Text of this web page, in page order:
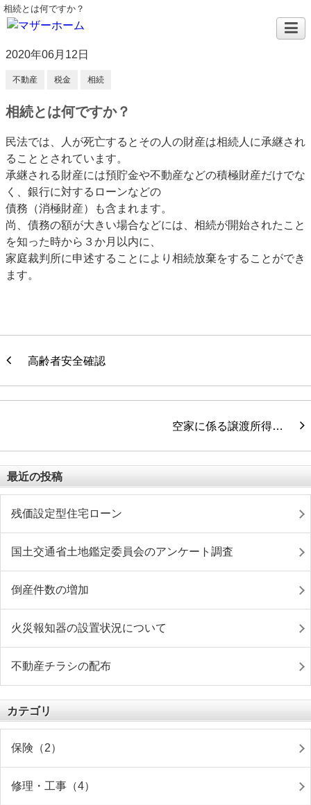
相続とは何ですか？
2020年06月12日
不動産 税金 相続
相続とは何ですか？
民法では、人が死亡するとその人の財産は相続人に承継され
ることとされています。
承継される財産には預貯金や不動産などの積極財産だけでな
く、銀行に対するローンなどの
債務（消極財産）も含まれます。
尚、債務の額が大きい場合などには、相続が開始されたこと
を知った時から３か月以内に、
家庭裁判所に申述することにより相続放棄をすることができ
ます。
高齢者安全確認
空家に係る譲渡所得…
最近の投稿
残価設定型住宅ローン
国土交通省土地鑑定委員会のアンケート調査
倒産件数の増加
火災報知器の設置状況について
不動産チラシの配布
カテゴリ
保険（2）
修理・工事（4）